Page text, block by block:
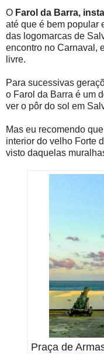
O Farol da Barra,
até que é bem popular
das logomarcas de
encontro no Carnaval,
livre.
Para sucessivas
o Farol da Barra é um
ver o pôr do sol em
Mas eu recomendo
interior do velho Forte
visto daquelas
Praça de